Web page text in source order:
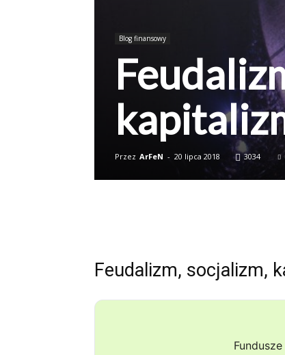
Blog finansowy
Przez ArFeN - 20 lipca 2018 3034
Feudalizm, socjalizm,